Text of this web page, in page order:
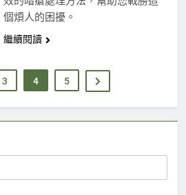
個煩人的困擾。
繼續閱讀
3 4 5